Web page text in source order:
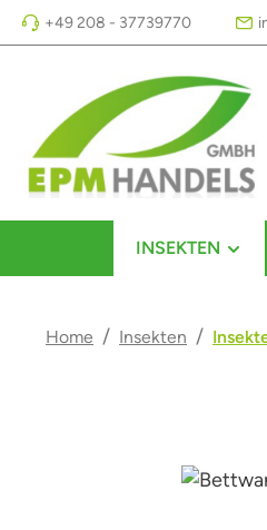
Hauptinhalt springen
Zur Suche springen
Zur Hauptnavigation
+49 208 - 37739770
INSEKTEN
Home / Insekten /
Bildergalerie